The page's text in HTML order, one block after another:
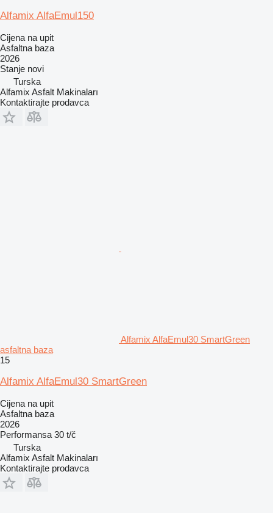
Alfamix AlfaEmul150
Cijena na upit
Asfaltna baza
2026
Stanje novi
Turska
Alfamix Asfalt Makinaları
Kontaktirajte prodavca
Alfamix AlfaEmul30 SmartGreen
asfaltna baza
15
Alfamix AlfaEmul30 SmartGreen
Cijena na upit
Asfaltna baza
2026
Performansa 30 t/č
Turska
Alfamix Asfalt Makinaları
Kontaktirajte prodavca